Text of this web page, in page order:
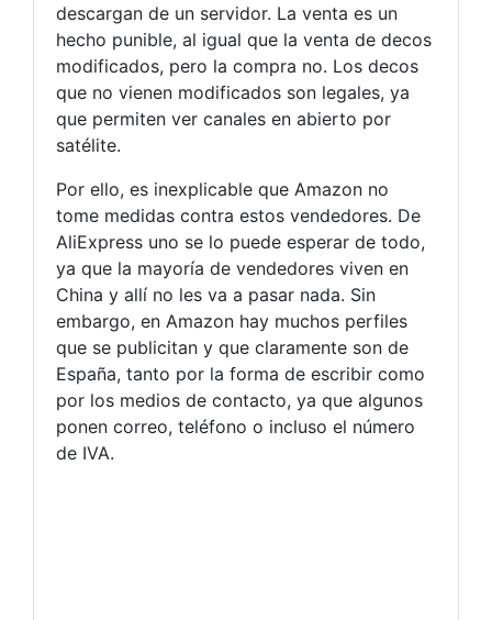
descargan de un servidor. La venta es un
hecho punible, al igual que la venta de decos
modificados, pero la compra no. Los decos
que no vienen modificados son legales, ya
que permiten ver canales en abierto por
satélite.
Por ello, es inexplicable que Amazon no
tome medidas contra estos vendedores. De
AliExpress uno se lo puede esperar de todo,
ya que la mayoría de vendedores viven en
China y allí no les va a pasar nada. Sin
embargo, en Amazon hay muchos perfiles
que se publicitan y que claramente son de
España, tanto por la forma de escribir como
por los medios de contacto, ya que algunos
ponen correo, teléfono o incluso el número
de IVA.